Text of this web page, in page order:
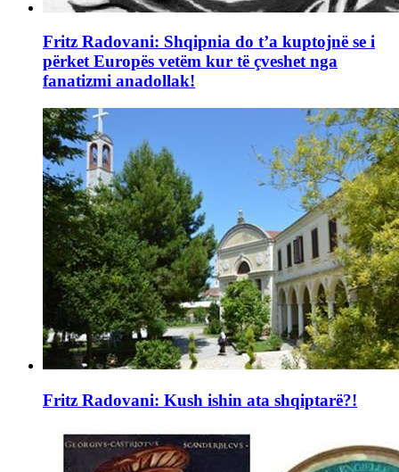
Fritz Radovani: Shqipnia do t’a kuptojnë se i
përket Europës vetëm kur të çveshet nga
fanatizmi anadollak!
Fritz Radovani: Kush ishin ata shqiptarë?!